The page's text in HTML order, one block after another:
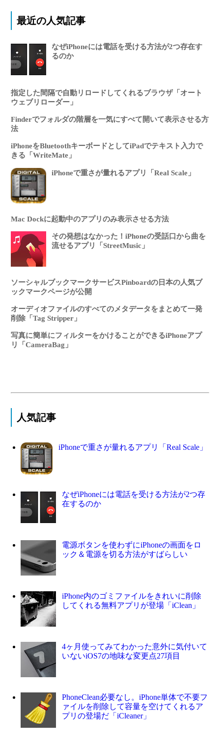
最近の人気記事
なぜiPhoneには電話を受ける方法が2つ存在す
るのか
指定した間隔で自動リロードしてくれるブラウザ「オート
ウェブリローダー」
Finderでフォルダの階層を一気にすべて開いて表示させる方
法
iPhoneをBluetoothキーボードとしてiPadでテキスト入力で
きる「WriteMate」
iPhoneで重さが量れるアプリ「Real Scale」
Mac Dockに起動中のアプリのみ表示させる方法
その発想はなかった！iPhoneの受話口から曲を
流せるアプリ「StreetMusic」
ソーシャルブックマークサービスPinboardの日本の人気ブ
ックマークページが公開
オーディオファイルのすべてのメタデータをまとめて一発
削除「Tag Stripper」
写真に簡単にフィルターをかけることができるiPhoneアプ
リ「CameraBag」
人気記事
iPhoneで重さが量れるアプリ「Real Scale」
なぜiPhoneには電話を受ける方法が2つ存
在するのか
電源ボタンを使わずにiPhoneの画面をロ
ック＆電源を切る方法がすばらしい
iPhone内のゴミファイルをきれいに削除
してくれる無料アプリが登場「iClean」
4ヶ月使ってみてわかった意外に気付いて
いないiOS7の地味な変更点27項目
PhoneClean必要なし。iPhone単体で不要フ
ァイルを削除して容量を空けてくれるア
プリの登場だ「iCleaner」